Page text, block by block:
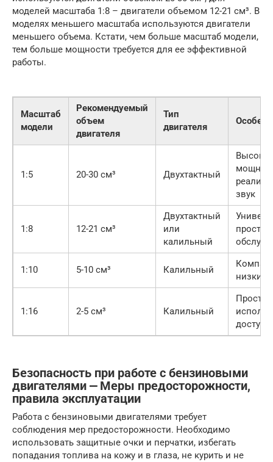
моделей масштаба 1:8 – двигатели объемом 12-21 см³. В
моделях меньшего масштаба используются двигатели
меньшего объема. Кстати, чем больше масштаб модели,
тем больше мощности требуется для ее эффективной
работы.
Масштаб
модели
Рекомендуемый
объем
двигателя
Тип
двигателя
1:5 20-30 см³ Двухтактный
Высокая
звук
1:8 12-21 см³
Двухтактный
или
калильный
1:10 5-10 см³ Калильный
низкий
1:16 2-5 см³ Калильный
Безопасность при работе с бензиновыми
двигателями ⎼ Меры предосторожности,
правила эксплуатации
Работа с бензиновыми двигателями требует
соблюдения мер предосторожности. Необходимо
использовать защитные очки и перчатки, избегать
попадания топлива на кожу и в глаза, не курить и не